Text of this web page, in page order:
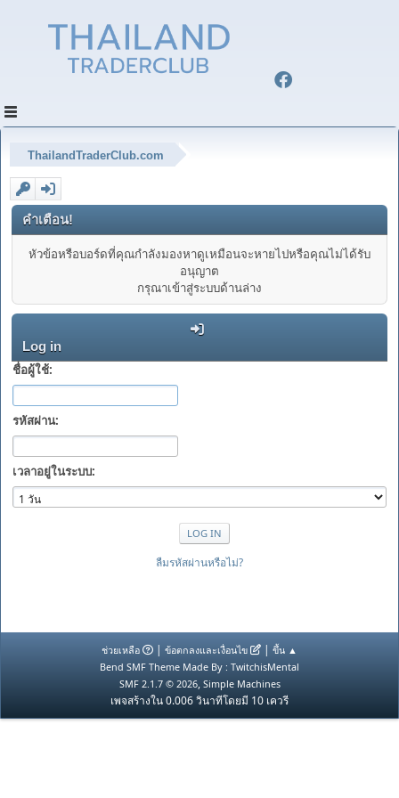
ThailandTraderClub.com
คำเตือน!
หัวข้อหรือบอร์ดที่คุณกำลังมองหาดูเหมือนจะหายไปหรือคุณไม่ได้รับ
อนุญาต
กรุณาเข้าสู่ระบบด้านล่าง
Log in
ชื่อผู้ใช้:
รหัสผ่าน:
เวลาอยู่ในระบบ:
ลืมรหัสผ่านหรือไม่?
ช่วยเหลือ | ข้อตกลงและเงื่อนไข | ขึ้น ▲
Bend SMF Theme Made By : TwitchisMental
SMF 2.1.7 © 2026, Simple Machines
เพจสร้างใน 0.006 วินาทีโดยมี 10 เควรี